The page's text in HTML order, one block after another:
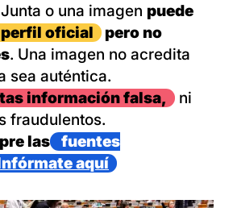
o una imagen puede
oficial
pero no
. Una imagen no acredita
sea auténtica.
información falsa,
ni
fraudulentos.
las
fuentes
aquí